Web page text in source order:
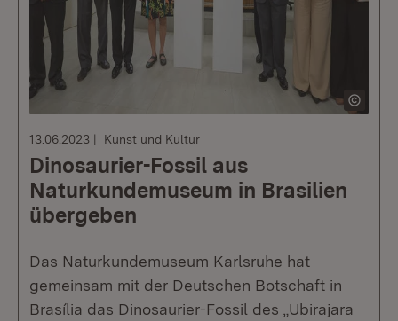
13.06.2023 Kunst und Kultur
Dinosaurier-Fossil aus
Naturkundemuseum in Brasilien
übergeben
Das Naturkundemuseum Karlsruhe hat
gemeinsam mit der Deutschen Botschaft in
Brasília das Dinosaurier-Fossil des „Ubirajara